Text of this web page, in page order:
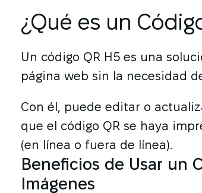
¿Qué es un
Un código QR H5 es una
página web sin la necesidad
Con él, puede editar o
que el código QR se haya
(en línea o fuera de línea).
Beneficios de Usar un
Imágenes